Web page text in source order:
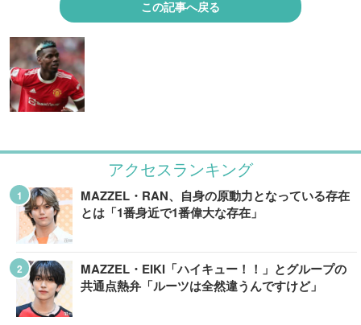
この記事へ戻る
アクセスランキング
MAZZEL・RAN、自身の原動力となっている存在
とは「1番身近で1番偉大な存在」
MAZZEL・EIKI「ハイキュー！！」とグループの
共通点熱弁「ルーツは全然違うんですけど」